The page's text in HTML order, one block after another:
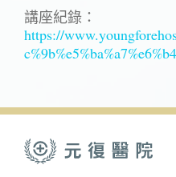
講座紀錄：
https://